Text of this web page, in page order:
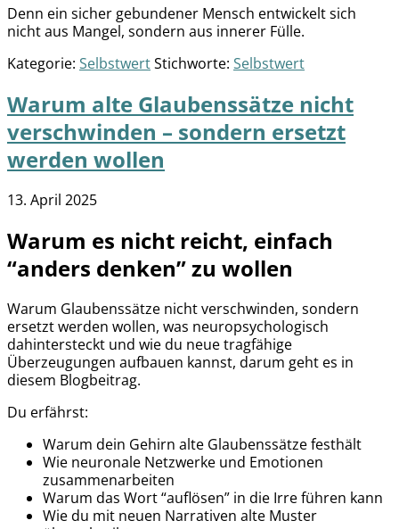
Denn ein sicher gebundener Mensch entwickelt sich
nicht aus Mangel, sondern aus innerer Fülle.
Kategorie: SelbstwertStichworte: Selbstwert
Warum alte Glaubenssätze nicht
verschwinden – sondern ersetzt
werden wollen
13. April 2025
Warum es nicht reicht, einfach
“anders denken” zu wollen
Warum Glaubenssätze nicht verschwinden, sondern
ersetzt werden wollen, was neuropsychologisch
dahintersteckt und wie du neue tragfähige
Überzeugungen aufbauen kannst, darum geht es in
diesem Blogbeitrag.
Du erfährst:
Warum dein Gehirn alte Glaubenssätze festhält
Wie neuronale Netzwerke und Emotionen
zusammenarbeiten
Warum das Wort “auflösen” in die Irre führen kann
Wie du mit neuen Narrativen alte Muster